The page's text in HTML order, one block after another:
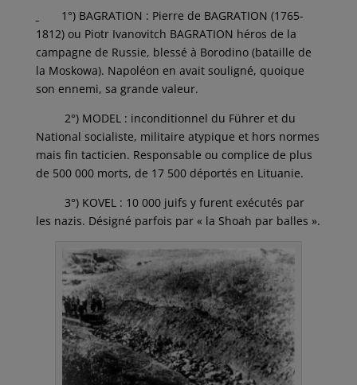
1°) BAGRATION : Pierre de BAGRATION (1765-
1812) ou Piotr Ivanovitch BAGRATION héros de la
campagne de Russie, blessé à Borodino (bataille de
la Moskowa). Napoléon en avait souligné, quoique
son ennemi, sa grande valeur.
2°) MODEL : inconditionnel du Führer et du
National socialiste, militaire atypique et hors normes
mais fin tacticien. Responsable ou complice de plus
de 500 000 morts, de 17 500 déportés en Lituanie.
3°) KOVEL : 10 000 juifs y furent exécutés par
les nazis. Désigné parfois par « la Shoah par balles ».